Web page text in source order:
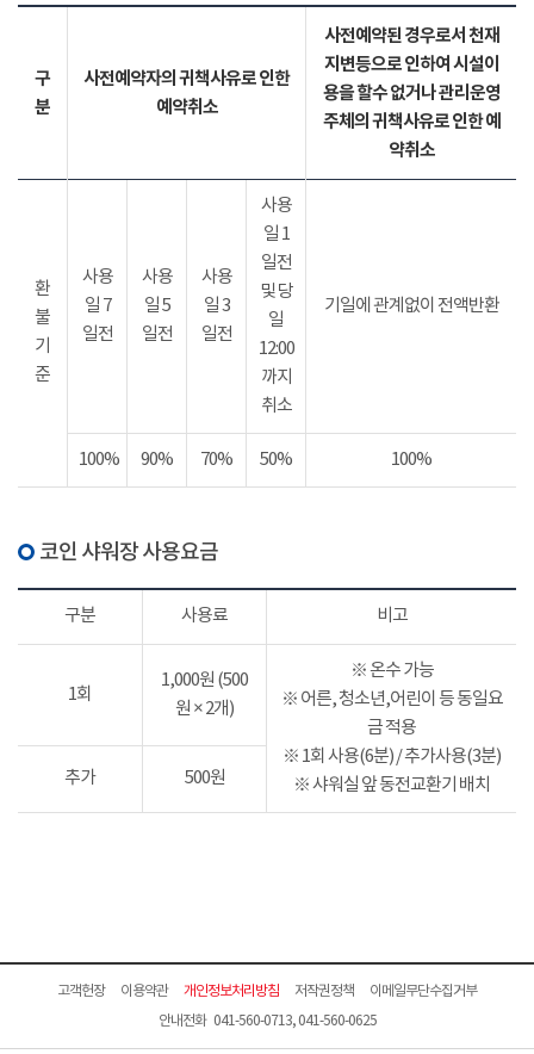
구
분
사전예약자의 귀책사유로 인한
예약취소
사전예약된 경우로서 천재
지변등으로 인하여 시설이
용을 할수 없거나 관리운영
주체의 귀책사유로 인한 예
약취소
환
불
기
준
사용
일 7
일전
사용
일 5
일전
사용
일 3
일전
사용
일 1
일전
및 당
일
12:00
까지
취소
기일에 관계없이 전액반환
100% 90% 70% 50% 100%
코인 샤워장 사용요금
구분 사용료 비고
1회
1,000원 (500
원 × 2개)
※ 온수 가능
※ 어른, 청소년,어린이 등 동일요
금 적용
※ 1회 사용(6분) / 추가사용(3분)
※ 샤워실 앞 동전교환기 배치
추가 500원
고객헌장 이용약관 개인정보처리방침 저작권정책
이메일무단수집거부
안내전화 041-560-0713, 041-560-0625